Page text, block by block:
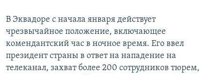
В Эквадоре с начала января действует
чрезвычайное положение, включающее
комендантский час в ночное время. Его ввел
президент страны в ответ на нападение на
телеканал, захват более 200 сотрудников тюрем,